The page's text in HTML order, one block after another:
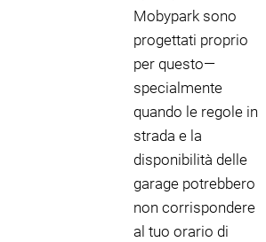
Mobypark sono
progettati proprio
per questo—
specialmente
quando le regole in
strada e la
disponibilità delle
garage potrebbero
non corrispondere
al tuo orario di